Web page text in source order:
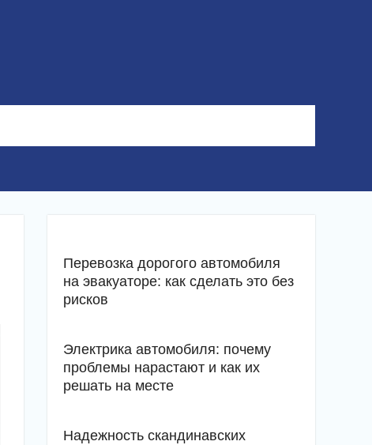
Перевозка дорогого автомобиля
на эвакуаторе: как сделать это без
рисков
Электрика автомобиля: почему
проблемы нарастают и как их
решать на месте
Надежность скандинавских